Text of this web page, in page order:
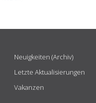
Neuigkeiten (Archiv)
Letzte Aktualisierungen
Vakanzen